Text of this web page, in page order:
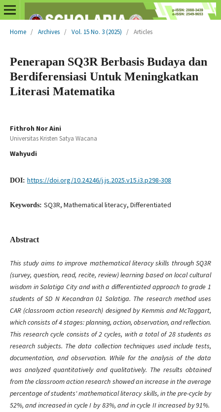
Home / Archives / Vol. 15 No. 3 (2025) / Articles
Penerapan SQ3R Berbasis Budaya dan
Berdiferensiasi Untuk Meningkatkan
Literasi Matematika
Fithroh Nor Aini
Universitas Kristen Satya Wacana
Wahyudi
DOI: https://doi.org/10.24246/j.js.2025.v15.i3.p298-308
Keywords: SQ3R, Mathematical literacy, Differentiated
Abstract
This study aims to improve mathematical literacy skills through SQ3R
(survey, question, read, recite, review) learning based on local cultural
wisdom in Salatiga City and with a differentiated approach to grade 1
students of SD N Kecandran 01 Salatiga. The research method uses
CAR (classroom action research) designed by Kemmis and McTaggart,
which consists of 4 stages: planning, action, observation, and reflection.
This research cycle consists of 2 cycles, with a total of 28 students as
research subjects. The data collection techniques used include tests,
documentation, and observation. While for the analysis of the data
was analyzed quantitatively and qualitatively. The results obtained
from the classroom action research showed an increase in the average
percentage of students' mathematical literacy skills, in the pre-cycle by
52%, and increased in cycle I by 83%, and in cycle II increased by 91%.